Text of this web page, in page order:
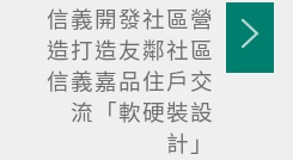
信義開發社區營
造打造友鄰社區
信義嘉品住戶交
流「軟硬裝設
計」